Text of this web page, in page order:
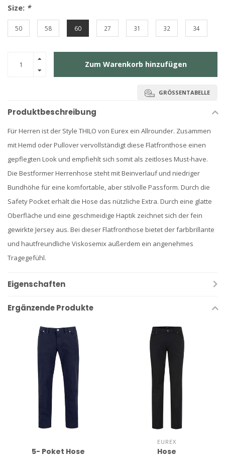
Size: *
50 58 60 27 31 32 34
Zum Warenkorb hinzufügen
GRÖSSENTABELLE
Produktbeschreibung
Für Herren ist der Style THILO von Eurex ein Allrounder. Zusammen
mit Hemd oder Pullover vervollständigt diese Flatfronthose einen
gepflegten Look und empfiehlt sich somit als zeitloses Must-have.
Die Bestformer Herrenhose steht mit Beinverlauf und niedriger
Bundhöhe für eine komfortable, aber stilvolle Passform. Durch die
Safety Pocket erhält die Hose das nützliche Extra. Durch eine glatte
Oberfläche und eine geschmeidige Haptik zeichnet sich der fein
gewirkte Jersey aus. Bei dieser Flatfronthose bietet der farbbrillante
und hautfreundliche Viskosemix außerdem ein angenehmes
Tragegefühl.
Eigenschaften
Ergänzende Produkte
5- Poket Hose
EUREX
Hose